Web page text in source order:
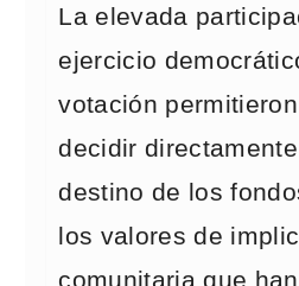
La elevada
ejercicio
votación
decidir
destino de los
los valores de
comunitaria que